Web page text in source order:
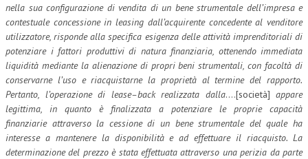
nella sua configurazione di vendita di un bene strumentale dell’impresa e
contestuale concessione in leasing dall’acquirente concedente al venditore
utilizzatore, risponde alla specifica esigenza delle attività imprenditoriali di
potenziare i fattori produttivi di natura finanziaria, ottenendo immediata
liquidità mediante la alienazione di propri beni strumentali, con facoltà di
conservarne l’uso e riacquistarne la proprietà al termine del rapporto.
Pertanto, l’operazione di lease–back realizzata dalla….[società] appare
legittima, in quanto è finalizzata a potenziare le proprie capacità
finanziarie attraverso la cessione di un bene strumentale del quale ha
interesse a mantenere la disponibilità e ad effettuare il riacquisto. La
determinazione del prezzo è stata effettuata attraverso una perizia da parte